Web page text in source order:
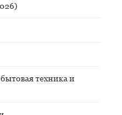
техника и